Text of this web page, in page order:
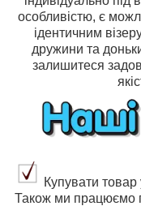
особливістю, є
ідентичним
дружини та
залишитеся
Купувати товар
Також ми працюємо